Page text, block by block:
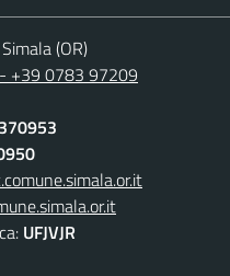
(OR)
+39 0783 97209
UFJVJR